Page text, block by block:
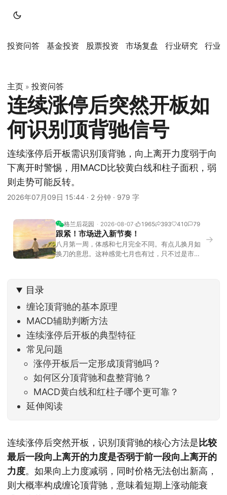
投资问答 基金投资 股票投资 市场复盘 行业研究 行业
主页 » 投资问答
连续涨停后突然开板如
何识别顶背驰信号
连续涨停后开板需识别顶背驰，向上离开力度弱于向
下离开时警惕，用MACD比较黄白线和柱子面积，弱
则走势可能反转。
2026年07月09日 15:44 · 2 分钟 · 979 字
格兰后花园 2026-08-07 1965 393 410 79
跟紧！市场进入新节奏！
八月第一周，体感和七月完全不同。有点儿换月如
换刀的意思。这种感觉七月也有过，只不过是市场
家感受到了春天般的暖风。指数涨了百点，交易额
回暖到2
→
目录
缠论顶背驰的基本原理
MACD辅助判断方法
连续涨停后开板的典型特征
常见问题
涨停开板后一定形成顶背驰吗？
如何区分顶背驰和盘整背驰？
MACD黄白线和红柱子哪个更可靠？
延伸阅读
连续涨停后突然开板，识别顶背驰的核心方法是比较
最后一段向上离开的力度是否弱于前一段向上离开的
力度。如果向上力度减弱，同时价格无法创出新高，
则大概率构成缠论顶背驰，意味着短期上涨动能衰